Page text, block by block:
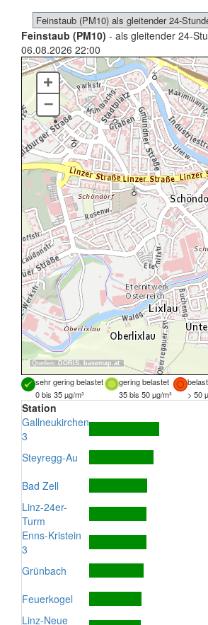
Feinstaub (PM10) - als gleitender 24-
06.08.2026 22:00
Quellen: DORIS, basemap.at
+
–
sehr gering belastet gering belastet
0 bis 35 µg/m³
35 bis 50 µg/m³ > 50
Station
Gallneukirchen
3
Steyregg-Au
Bad Zell
Linz-24er-
Turm
Enns-Kristein
3
Grünbach
Feuerkogel
Linz-Neue